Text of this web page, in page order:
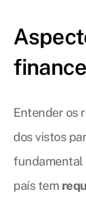
Entender os
dos vistos
fundamental
país tem